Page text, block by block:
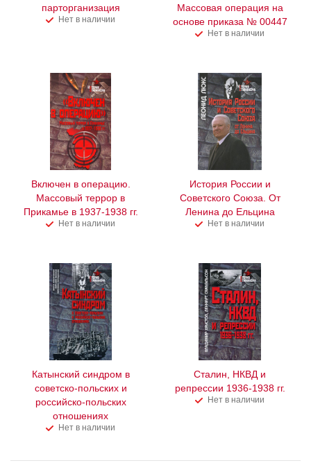
парторганизация
Нет в наличии
Массовая операция на
основе приказа № 00447
Нет в наличии
Включен в операцию.
Массовый террор в
Прикамье в 1937-1938 гг.
Нет в наличии
История России и
Советского Союза. От
Ленина до Ельцина
Нет в наличии
Катынский синдром в
советско-польских и
российско-польских
отношениях
Нет в наличии
Сталин, НКВД и
репрессии 1936-1938 гг.
Нет в наличии